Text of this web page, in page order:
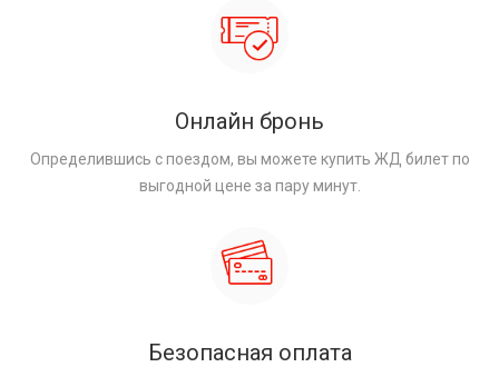
Онлайн бронь
Определившись с поездом, вы можете купить ЖД билет по
выгодной цене за пару минут.
Безопасная оплата